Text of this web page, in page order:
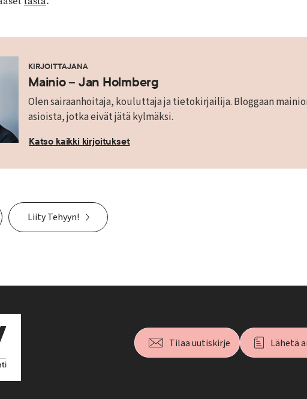
KIRJOITTAJANA
Mainio – Jan Holmberg
Olen sairaanhoitaja, kouluttaja ja tietokirjailija. Bloggaan
asioista, jotka eivät jätä kylmäksi.
Katso kaikki kirjoitukset
Liity Tehyyn!
Tilaa uutiskirje Lähetä